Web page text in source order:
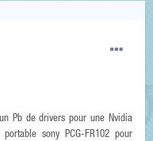
Pb de drivers pour une Nvidia
sony PCG-FR102 pour